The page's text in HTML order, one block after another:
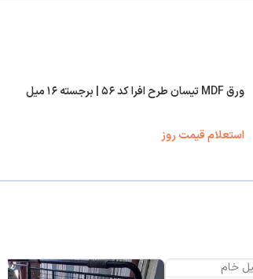
ورق MDF تیسان طرح افرا کد ۵۶ | برجسته ۱۶ میل
استعلام قیمت روز